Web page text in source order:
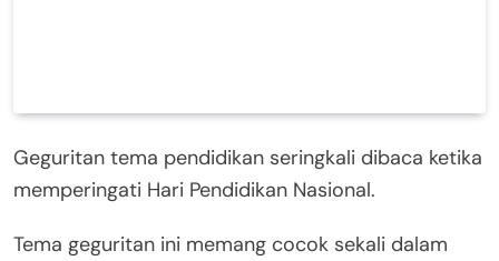
Geguritan tema pendidikan seringkali dibaca ketika
memperingati Hari Pendidikan Nasional.
Tema geguritan ini memang cocok sekali dalam